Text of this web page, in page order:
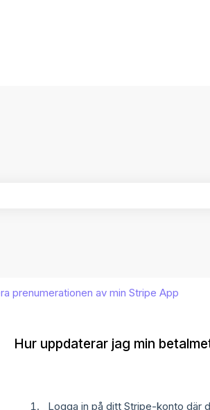
prenumerationen av min Stripe App
Hur uppdaterar jag min
Logga in på ditt Stripe-konto där